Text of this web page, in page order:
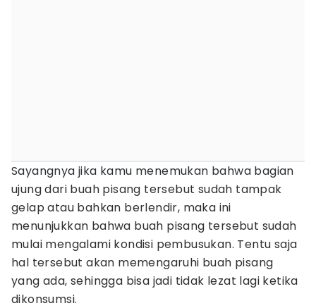
Sayangnya jika kamu menemukan bahwa bagian
ujung dari buah pisang tersebut sudah tampak
gelap atau bahkan berlendir, maka ini
menunjukkan bahwa buah pisang tersebut sudah
mulai mengalami kondisi pembusukan. Tentu saja
hal tersebut akan memengaruhi buah pisang
yang ada, sehingga bisa jadi tidak lezat lagi ketika
dikonsumsi.